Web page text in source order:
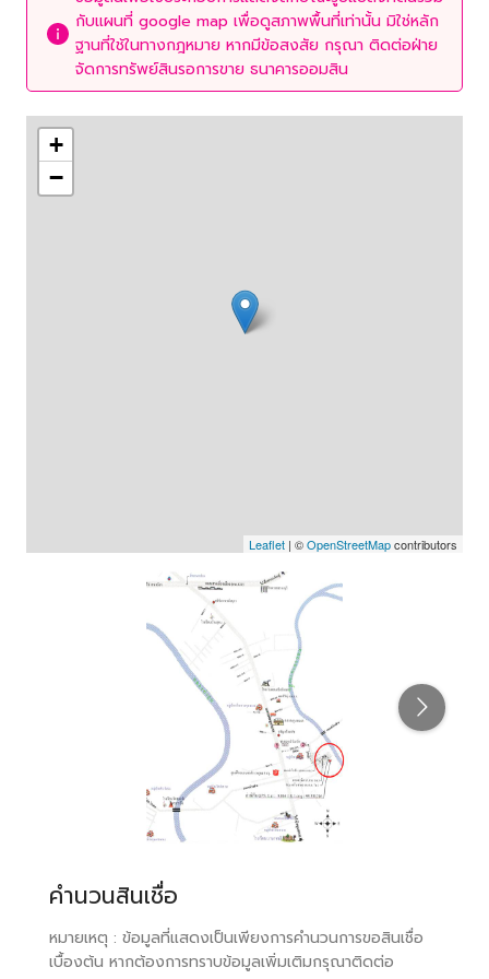
กับแผนที่ google map เพื่อดูสภาพพื้นที่เท่านั้น มิใช่หลัก
ฐานที่ใช้ในทางกฎหมาย หากมีข้อสงสัย กรุณา ติดต่อฝ่าย
จัดการทรัพย์สินรอการขาย ธนาคารออมสิน
+
−
Leaflet | ©OpenStreetMapcontributors
คำนวนสินเชื่อ
หมายเหตุ : ข้อมูลที่แสดงเป็นเพียงการคำนวนการขอสินเชื่อ
เบื้องต้น หากต้องการทราบข้อมูลเพิ่มเติมกรุณาติดต่อ